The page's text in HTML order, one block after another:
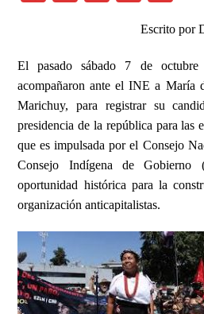
e
b
o
o
k
s
A
p
p
nt p
y
Li
n
k
Escrito por
El pasado sábado 7 de octubre
acompañaron ante el INE a María
Marichuy, para registrarsu
presidencia de la república para las
que es impulsada por el Consejo
Consejo Indígena de
oportunidad histórica para la
organización anticapitalistas.